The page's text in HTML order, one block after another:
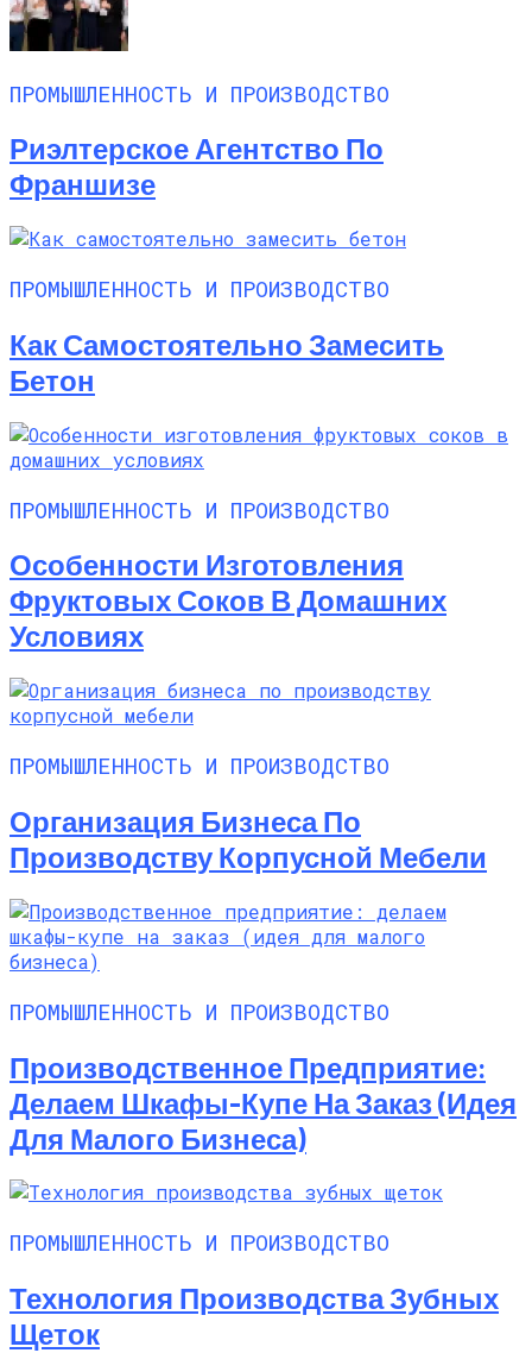
ПРОМЫШЛЕННОСТЬ И ПРОИЗВОДСТВО
Риэлтерское Агентство По
Франшизе
ПРОМЫШЛЕННОСТЬ И ПРОИЗВОДСТВО
Как Самостоятельно Замесить
Бетон
ПРОМЫШЛЕННОСТЬ И ПРОИЗВОДСТВО
Особенности Изготовления
Фруктовых Соков В Домашних
Условиях
ПРОМЫШЛЕННОСТЬ И ПРОИЗВОДСТВО
Организация Бизнеса По
Производству Корпусной Мебели
ПРОМЫШЛЕННОСТЬ И ПРОИЗВОДСТВО
Производственное Предприятие:
Делаем Шкафы-Купе На Заказ (идея
Для Малого Бизнеса)
ПРОМЫШЛЕННОСТЬ И ПРОИЗВОДСТВО
Технология Производства Зубных
Щеток